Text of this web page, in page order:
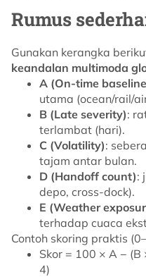
Rumus
Gunakan kerangka
keandalan multimoda
A (On-time
utama (ocean/rail/
B (Late severity):
terlambat (hari).
C (Volatility):
tajam antar bulan.
D (Handoff count):
depo, cross-dock).
E (Weather
terhadap cuaca
Contoh skoring praktis
Skor = 100 × A − (B
4)